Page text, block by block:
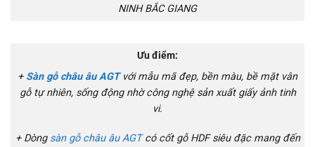
NINH BẮC GIANG
Ưu điểm:
+ Sàn gỗ châu âu AGTvới mẫu mã đẹp, bền màu, bề mặt vân
gỗ tự nhiên, sống động nhờ công nghệ sản xuất giấy ảnh tinh
vi.
+ Dòng sàn gỗ châu âu AGTcó cốt gỗ HDF siêu đặc mang đến